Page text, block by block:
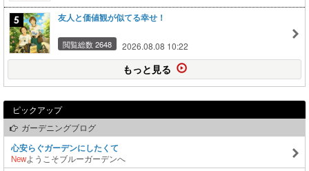
友人と価値観が似てる幸せ！
閲覧総数 2648 2026.08.08 10:22
もっと見る
ピックアップ
ガーデニングブログ
心安らぐガーデンにしたくて
Newようこそブルーガーデンへ